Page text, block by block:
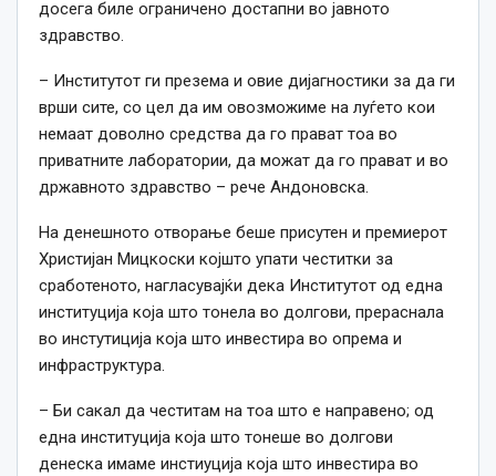
досега биле ограничено достапни во јавното
здравство.
– Институтот ги презема и овие дијагностики за да ги
врши сите, со цел да им овозможиме на луѓето кои
немаат доволно средства да го прават тоа во
приватните лаборатории, да можат да го прават и во
државното здравство – рече Андоновска.
На денешното отворање беше присутен и премиерот
Христијан Мицкоски којшто упати честитки за
сработеното, нагласувајќи дека Институтот од една
институција која што тонела во долгови, прераснала
во инстутиција која што инвестира во опрема и
инфраструктура.
– Би сакал да честитам на тоа што е направено; од
една институција која што тонеше во долгови
денеска имаме инстиуција која што инвестира во